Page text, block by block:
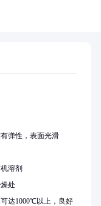
弹性，表面光滑
溶剂
处
达1000℃以上，良好